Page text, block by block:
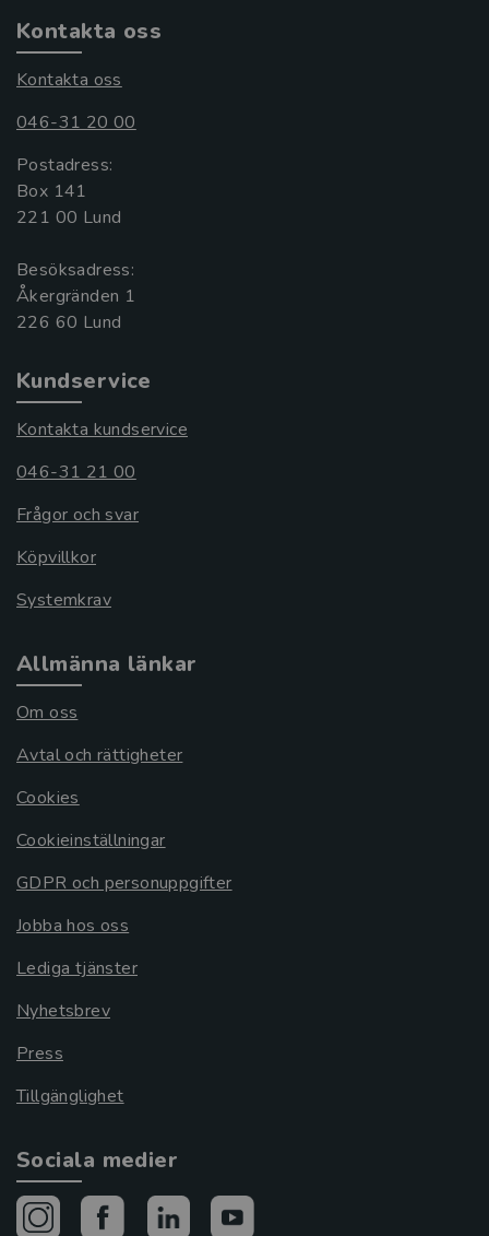
Kontakta oss
Kontakta oss
046-31 20 00
Postadress:
Box 141
221 00 Lund
Besöksadress:
Åkergränden 1
Kundservice
Kontakta kundservice
046-31 21 00
Frågor och svar
Köpvillkor
Systemkrav
Allmänna länkar
Om oss
Avtal och rättigheter
Cookies
Cookieinställningar
GDPR och personuppgifter
Jobba hos oss
Lediga tjänster
Nyhetsbrev
Press
Tillgänglighet
Sociala medier